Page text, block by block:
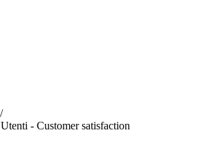
/
- Customer satisfaction